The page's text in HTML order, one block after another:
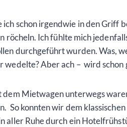
schon irgendwie in den Griff
röcheln. Ich fühlte mich
durchgeführt wurden. Was,
wedelte? Aber ach – wird
Mietwagen unterwegs
So konnten wir dem
aller Ruhe durch ein